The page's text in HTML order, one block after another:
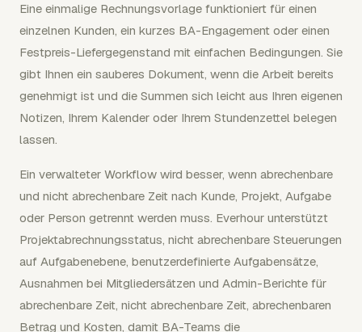
Eine einmalige Rechnungsvorlage funktioniert für einen
einzelnen Kunden, ein kurzes BA-Engagement oder einen
Festpreis-Liefergegenstand mit einfachen Bedingungen. Sie
gibt Ihnen ein sauberes Dokument, wenn die Arbeit bereits
genehmigt ist und die Summen sich leicht aus Ihren eigenen
Notizen, Ihrem Kalender oder Ihrem Stundenzettel belegen
lassen.
Ein verwalteter Workflow wird besser, wenn abrechenbare
und nicht abrechenbare Zeit nach Kunde, Projekt, Aufgabe
oder Person getrennt werden muss. Everhour unterstützt
Projektabrechnungsstatus, nicht abrechenbare Steuerungen
auf Aufgabenebene, benutzerdefinierte Aufgabensätze,
Ausnahmen bei Mitgliedersätzen und Admin-Berichte für
abrechenbare Zeit, nicht abrechenbare Zeit, abrechenbaren
Betrag und Kosten, damit BA-Teams die